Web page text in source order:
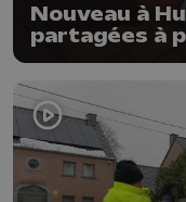
Nouveau à
partagées à